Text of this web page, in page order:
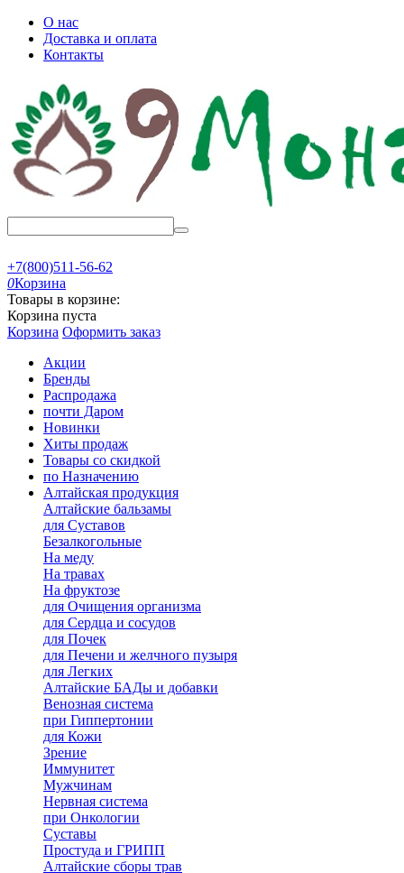
О нас
Доставка и оплата
Контакты
+7(800)511-56-62
0Корзина
Товары в корзине:
Корзина пуста
Корзина Оформить заказ
Акции
Бренды
Распродажа
почти Даром
Новинки
Хиты продаж
Товары со скидкой
по Назначению
Алтайская продукция
Алтайские бальзамы
для Суставов
Безалкогольные
На меду
На травах
На фруктозе
для Очищения организма
для Сердца и сосудов
для Почек
для Печени и желчного пузыря
для Легких
Алтайские БАДы и добавки
Венозная система
при Гиппертонии
для Кожи
Зрение
Иммунитет
Мужчинам
Нервная система
при Онкологии
Суставы
Простуда и ГРИПП
Алтайские сборы трав